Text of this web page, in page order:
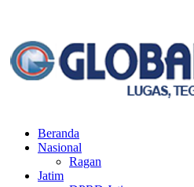
Beranda
Nasional
Ragan
Jatim